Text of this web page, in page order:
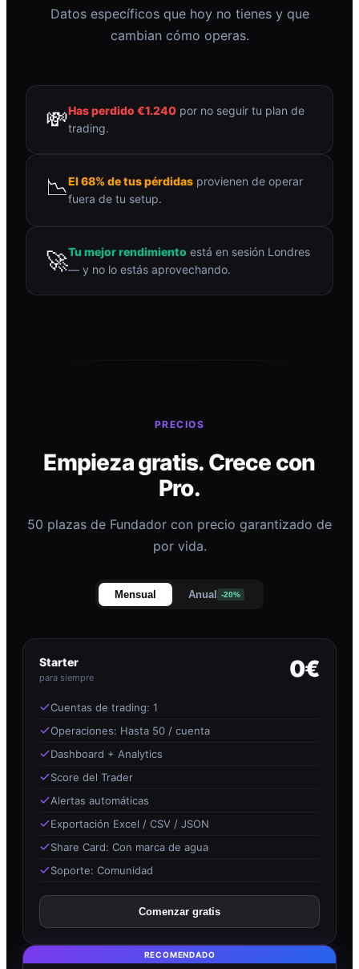
Datos específicos que hoy no tienes y que
cambian cómo operas.
💸Has perdido €1.240 por no seguir tu plan de
trading.
📉El 68% de tus pérdidas provienen de operar
fuera de tu setup.
🚀Tu mejor rendimiento está en sesión Londres
— y no lo estás aprovechando.
PRECIOS
Empieza gratis. Crece con
Pro.
50 plazas de Fundador con precio garantizado de
por vida.
Mensual Anual -20%
Starter
para siempre 0€
Cuentas de trading: 1
Operaciones: Hasta 50 / cuenta
Dashboard + Analytics
Score del Trader
Alertas automáticas
Exportación Excel / CSV / JSON
Share Card: Con marca de agua
Soporte: Comunidad
Comenzar gratis
RECOMENDADO